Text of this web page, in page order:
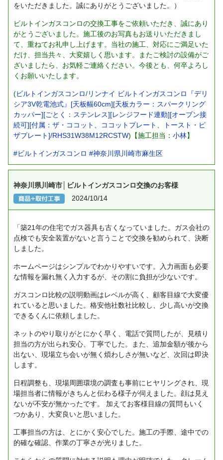
をいただきました。誠にありがとうございました。）
ビルトインガスコンロの交換工事をご依頼いただき、誠にあり
がとうございました。施工後のお写真もお送りいただきまし
て、重ねてお礼申し上げます。当社の施工、対応にご満足いた
だけ、担当共々、大変嬉しく思います。またご検討の設備がご
ざいましたら、お気軽ご連絡ください。今後とも、何卒よろし
くお願いいたします。
(ビルトインガスコンロ/リンナイ ビルトインガスコンロ『デリ
シア3V乾電池式』[天板幅60cm][天板カラー：スパークリング
カッパー][ごとく：ステンレス][レンジフード連動][オーブン接
続可][付属：ザ・ココット、ココットプレート、トースト・ピ
ザプレート]/RHS31W38M12RCSTW)【施工担当： 小林】
#ビルトインガスコンロ #神奈川県川崎市麻生区
神奈川県川崎市│ビルトインガスコンロ交換のお客様
2024/10/14
「築21年の住宅でガス器具も古くなっていました。ガス会社の
点検でも安全装置がないと言うことで交換を勧められて、決断
しました。
ホームページはシンプルでわかりやすいです。入力画面も必要
な情報を漏れ無く入力するが、その割に負担が少ないです。
ガスコンロ比較の説明動画はレベルが高く、顧客目線で大変優
れていると思いました。格安他社数社比較し、少し高いが交換
できるくんに依頼しました。
ネットのやり取りがとにかく早く、電話で質問したが、見積り
担当の方が出られ安心、丁寧でした。また、追加金額が後から
出ない、現場立ち会いが無く煩わしさが無いなど、次回は即決
します。
日程調整も、現場周囲環境の調査も事前にヒヤリングされ、現
場担当者に情報がきちんと伝わる様子が伺えました。顔は見え
ないが不安が無かったです。
加えてお客様目線の質問もいく
つかあり、大変良いと思いました。
工事担当の方は、とにかく安心でした。施工の手際、途中での
的確な確認、作業の丁寧さが光りました。